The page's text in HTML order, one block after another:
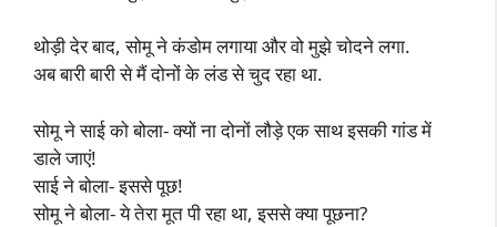
थोड़ी देर बाद, सोमू ने कंडोम लगाया और वो मुझे चोदने लगा.
अब बारी बारी से मैं दोनों के लंड से चुद रहा था.
सोमू ने साई को बोला- क्यों ना दोनों लौड़े एक साथ इसकी गांड में
डाले जाएं!
साई ने बोला- इससे पूछ!
सोमू ने बोला- ये तेरा मूत पी रहा था, इससे क्या पूछना?